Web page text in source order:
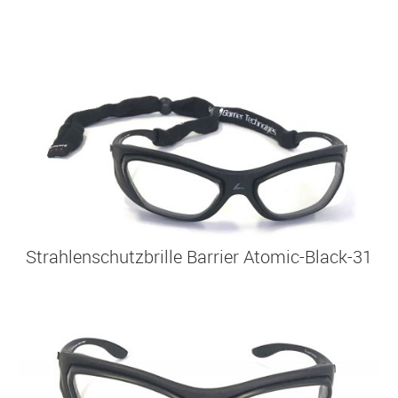
Strahlenschutzbrille Barrier Atomic-Black-31